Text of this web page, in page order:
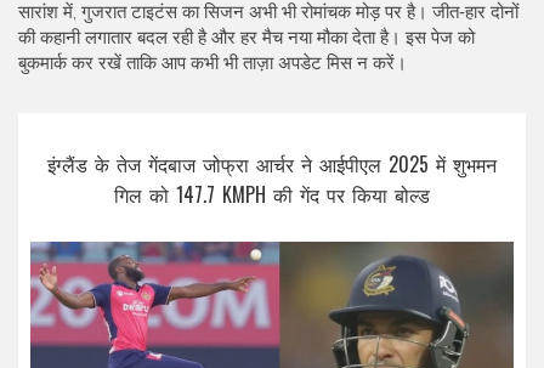
सारांश में, गुजरात टाइटंस का सिजन अभी भी रोमांचक मोड़ पर है। जीत‑हार दोनों
की कहानी लगातार बदल रही है और हर मैच नया मौका देता है। इस पेज को
बुकमार्क कर रखें ताकि आप कभी भी ताज़ा अपडेट मिस न करें।
इंग्लैंड के तेज गेंदबाज जोफ्रा आर्चर ने आईपीएल 2025 में शुभमन
गिल को 147.7 KMPH की गेंद पर किया बोल्ड